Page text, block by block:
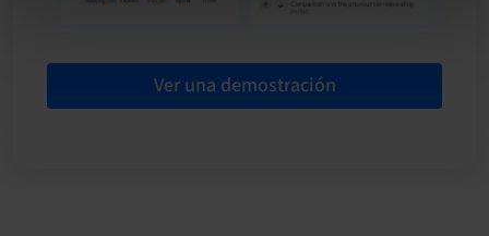
Ver una demostración